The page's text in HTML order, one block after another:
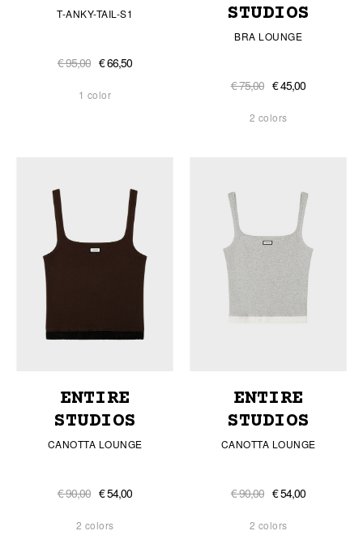
T-ANKY-TAIL-S1
€ 95,00 € 66,50
1 color
STUDIOS
BRA LOUNGE
€ 75,00 € 45,00
2 colors
ENTIRE
STUDIOS
CANOTTA LOUNGE
€ 90,00 € 54,00
2 colors
ENTIRE
STUDIOS
CANOTTA LOUNGE
€ 90,00 € 54,00
2 colors